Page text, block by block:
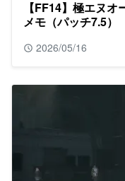
【FF14】極エヌ
メモ（パッチ7.5）
2026/05/16